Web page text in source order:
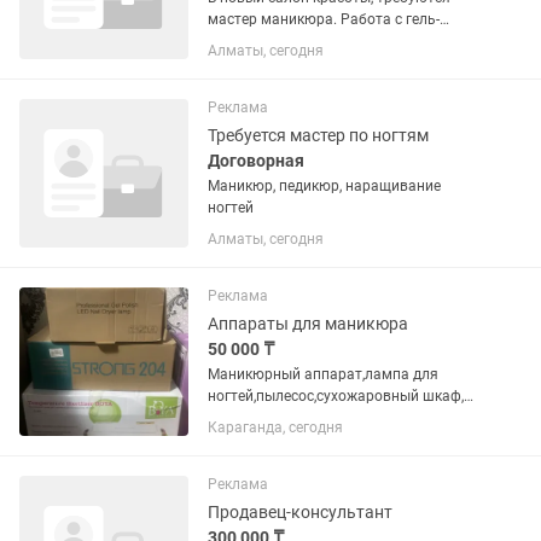
мастер маникюра. Работа с гель-
лаком, наращивание ногтей, знание
санитарных норм. График работы 2/2 с
Алматы, сегодня
Реклама
Требуется мастер по ногтям
Договорная
Маникюр, педикюр, наращивание
ногтей
Алматы, сегодня
Реклама
Аппараты для маникюра
50 000 ₸
Маникюрный аппарат,лампа для
ногтей,пылесос,сухожаровный шкаф,
так же пакеты для сухожарки и всякая
мелочевка
Караганда, сегодня
Реклама
Продавец-консультант